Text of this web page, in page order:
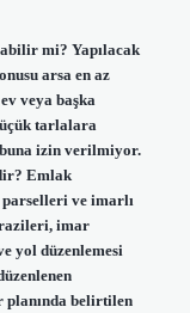
mi? Yapılacak
arsa en az
veya başka
tarlalara
izin verilmiyor.
Emlak
ve imarlı
imar
yol düzenlemesi
belirtilen